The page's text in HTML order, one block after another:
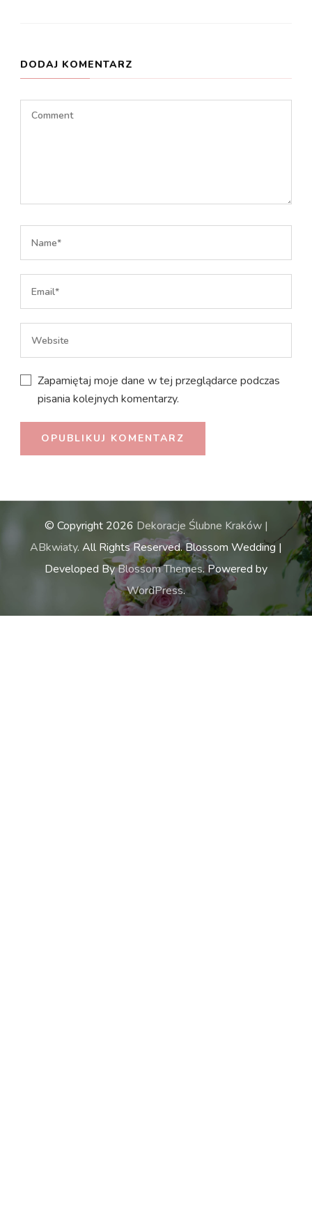
DODAJ KOMENTARZ
Zapamiętaj moje dane w tej przeglądarce podczas
pisania kolejnych komentarzy.
© Copyright 2026 Dekoracje Ślubne Kraków |
ABkwiaty. All Rights Reserved.Blossom Wedding |
Developed ByBlossom Themes. Powered by
WordPress.